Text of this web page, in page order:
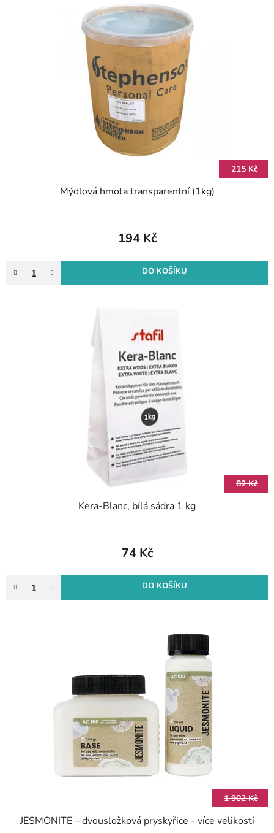
215 Kč
Mýdlová hmota transparentní (1kg)
194 Kč
DO KOŠÍKU
82 Kč
Kera-Blanc, bílá sádra 1 kg
74 Kč
DO KOŠÍKU
1 902 Kč
JESMONITE – dvousložková pryskyřice - více velikostí